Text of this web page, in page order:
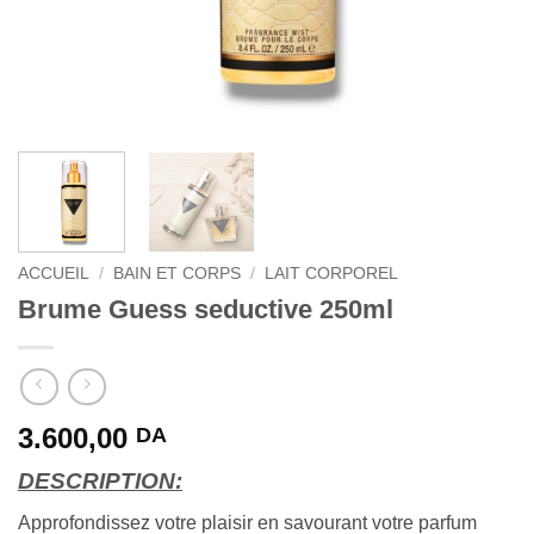
ACCUEIL / BAIN ET CORPS / LAIT CORPOREL
Brume Guess seductive 250ml
3.600,00 DA
DESCRIPTION:
Approfondissez votre plaisir en savourant votre parfum